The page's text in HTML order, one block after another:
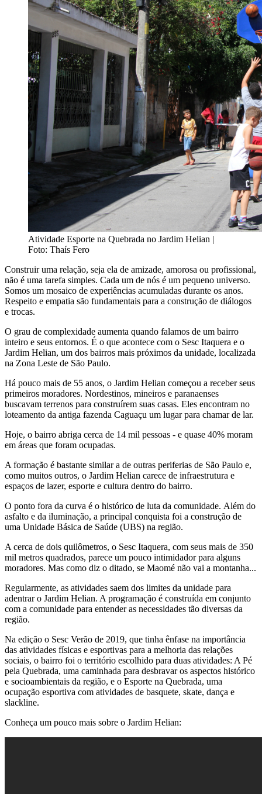
Atividade Esporte na Quebrada no Jardim Helian |
Foto: Thaís Fero
Construir uma relação, seja ela de amizade, amorosa ou profissional,
não é uma tarefa simples. Cada um de nós é um pequeno universo.
Somos um mosaico de experiências acumuladas durante os anos.
Respeito e empatia são fundamentais para a construção de diálogos
e trocas.
O grau de complexidade aumenta quando falamos de um bairro
inteiro e seus entornos. É o que acontece com o Sesc Itaquera e o
Jardim Helian, um dos bairros mais próximos da unidade, localizada
na Zona Leste de São Paulo.
Há pouco mais de 55 anos, o Jardim Helian começou a receber seus
primeiros moradores. Nordestinos, mineiros e paranaenses
buscavam terrenos para construírem suas casas. Eles encontram no
loteamento da antiga fazenda Caguaçu um lugar para chamar de lar.
Hoje, o bairro abriga cerca de 14 mil pessoas - e quase 40% moram
em áreas que foram ocupadas.
A formação é bastante similar a de outras periferias de São Paulo e,
como muitos outros, o Jardim Helian carece de infraestrutura e
espaços de lazer, esporte e cultura dentro do bairro.
O ponto fora da curva é o histórico de luta da comunidade. Além do
asfalto e da iluminação, a principal conquista foi a construção de
uma Unidade Básica de Saúde (UBS) na região.
A cerca de dois quilômetros, o Sesc Itaquera, com seus mais de 350
mil metros quadrados, parece um pouco intimidador para alguns
moradores. Mas como diz o ditado, se Maomé não vai a montanha...
Regularmente, as atividades saem dos limites da unidade para
adentrar o Jardim Helian. A programação é construída em conjunto
com a comunidade para entender as necessidades tão diversas da
região.
Na edição o Sesc Verão de 2019, que tinha ênfase na importância
das atividades físicas e esportivas para a melhoria das relações
sociais, o bairro foi o território escolhido para duas atividades: A Pé
pela Quebrada, uma caminhada para desbravar os aspectos histórico
e socioambientais da região, e o Esporte na Quebrada, uma
ocupação esportiva com atividades de basquete, skate, dança e
slackline.
Conheça um pouco mais sobre o Jardim Helian: